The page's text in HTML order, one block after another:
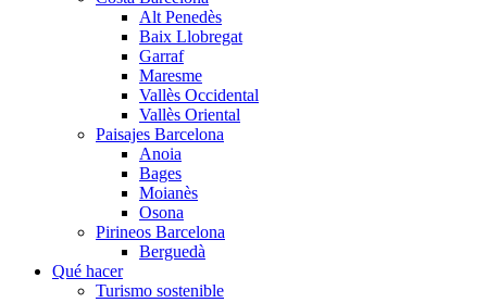
Alt Penedès
Baix Llobregat
Garraf
Maresme
Vallès Occidental
Vallès Oriental
Paisajes Barcelona
Anoia
Bages
Moianès
Osona
Pirineos Barcelona
Berguedà
Qué hacer
Turismo sostenible